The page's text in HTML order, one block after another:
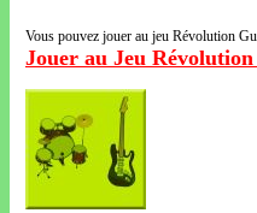
Vous pouvez jouer au jeu Révolution
Jouer au Jeu